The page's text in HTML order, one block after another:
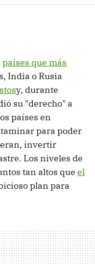
países que más
India o Rusia
y, durante
su "derecho" a
países en
para poder
invertir
Los niveles de
tan altos que el
plan para